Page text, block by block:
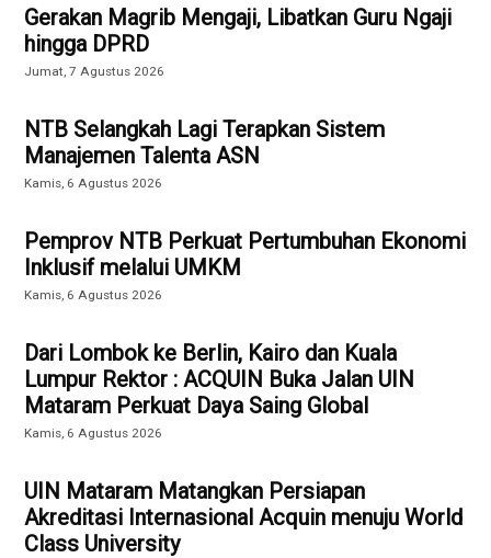
Gerakan Magrib Mengaji, Libatkan Guru Ngaji
hingga DPRD
Jumat, 7 Agustus 2026
NTB Selangkah Lagi Terapkan Sistem
Manajemen Talenta ASN
Kamis, 6 Agustus 2026
Pemprov NTB Perkuat Pertumbuhan Ekonomi
Inklusif melalui UMKM
Kamis, 6 Agustus 2026
Dari Lombok ke Berlin, Kairo dan Kuala
Lumpur Rektor : ACQUIN Buka Jalan UIN
Mataram Perkuat Daya Saing Global
Kamis, 6 Agustus 2026
UIN Mataram Matangkan Persiapan
Akreditasi Internasional Acquin menuju World
Class University